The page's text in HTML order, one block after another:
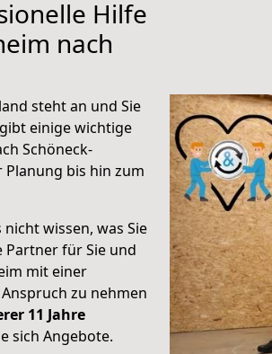
Hilfe
nach
steht an und Sie
einige wichtige
Schöneck-
bis hin zum
wissen, was Sie
für Sie und
mit einer
zu nehmen
11 Jahre
sich Angebote.